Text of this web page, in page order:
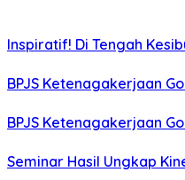
Inspiratif! Di Tengah
BPJS Ketenagakerjaan
BPJS Ketenagakerjaan
Seminar Hasil Ungkap